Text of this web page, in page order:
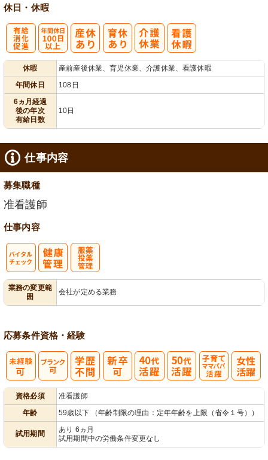
休日・休暇
休暇
産前産後休業、育児休業、介護休業、看護休暇
年間休日
108日
6ヵ月経過
後の年次
有給日数
10日
仕事内容
募集職種
准看護師
仕事内容
業務の変更範
囲
会社が定める業務
応募条件資格・経験
資格必須
准看護師
年齢
59歳以下 （年齢制限の理由：定年年齢を上限（省令１号））
試用期間
あり 6ヵ月
試用期間中の労働条件変更なし